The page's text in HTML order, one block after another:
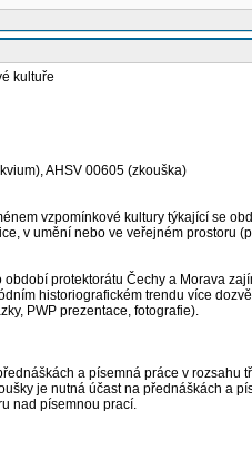
kultuře
AHSV 00605 (zkouška)
vzpomínkové kultury týkající se
v umění nebo ve veřejném prostoru
protektorátu Čechy a Morava
historiografickém trendu více
PWP prezentace, fotografie).
a písemná práce v rozsahu
je nutná účast na přednáškách a
nad písemnou prací.